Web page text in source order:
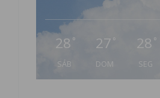
28 °
SÁB
27 °
DOM
28 °
SEG